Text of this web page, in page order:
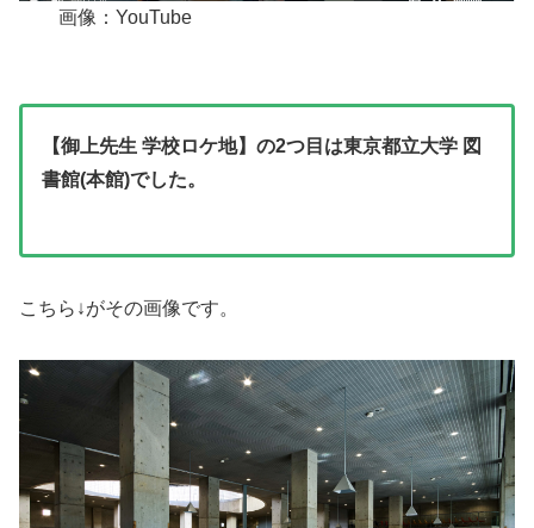
画像：YouTube
【御上先生 学校ロケ地】の2つ目は東京都立大学 図
書館(本館)でした。
こちら↓がその画像です。